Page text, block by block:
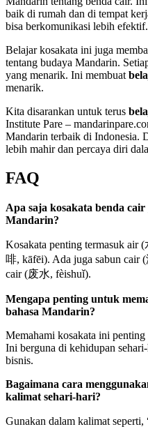
baik di rumah dan di tempat
bisa berkomunikasi lebih efektif.
Belajar kosakata ini juga
tentang budaya Mandarin.
yang menarik. Ini membuat
menarik.
Kita disarankan untuk terus
Institute Pare –
Mandarin terbaik di Indonesia.
lebih mahir dan percaya diri
FAQ
Apa saja kosakata benda
Mandarin?
Kosakata penting termasuk air
啡, kāfēi). Ada juga sabun cair
cair (废水, fèishuǐ).
Mengapa penting untuk
bahasa Mandarin?
Memahami kosakata ini
Ini berguna di kehidupan
bisnis.
Bagaimana cara
kalimat sehari-hari?
Gunakan dalam kalimat